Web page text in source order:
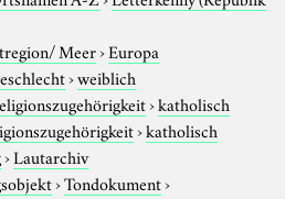
Meer›Europa
›weiblich
›katholisch
›katholisch
›Lautarchiv
›Tondokument›